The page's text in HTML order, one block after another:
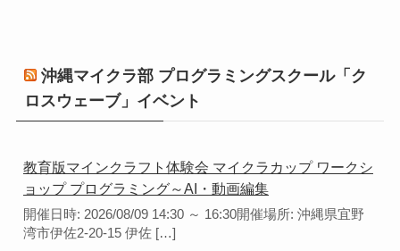
沖縄マイクラ部 プログラミングスクール「ク
ロスウェーブ」イベント
教育版マインクラフト体験会 マイクラカップ ワークシ
ョップ プログラミング～AI・動画編集
開催日時: 2026/08/09 14:30 ～ 16:30開催場所: 沖縄県宜野
湾市伊佐2-20-15 伊佐 […]